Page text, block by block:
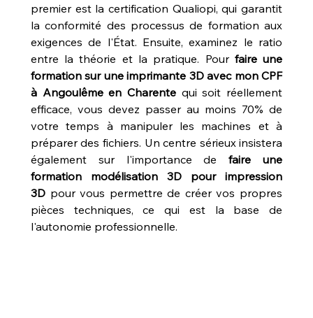
premier est la certification Qualiopi, qui garantit
la conformité des processus de formation aux
exigences de l'État. Ensuite, examinez le ratio
entre la théorie et la pratique. Pour faire une
formation sur une imprimante 3D avec mon CPF
à Angoulême en Charente qui soit réellement
efficace, vous devez passer au moins 70% de
votre temps à manipuler les machines et à
préparer des fichiers. Un centre sérieux insistera
également sur l'importance de faire une
formation modélisation 3D pour impression
3D pour vous permettre de créer vos propres
pièces techniques, ce qui est la base de
l'autonomie professionnelle.